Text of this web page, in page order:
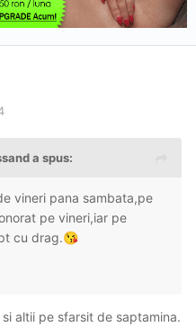
a spus:
vineri pana sambata,pe
pe vineri,iar pe
cu drag.😘
altii pe sfarsit de saptamina.